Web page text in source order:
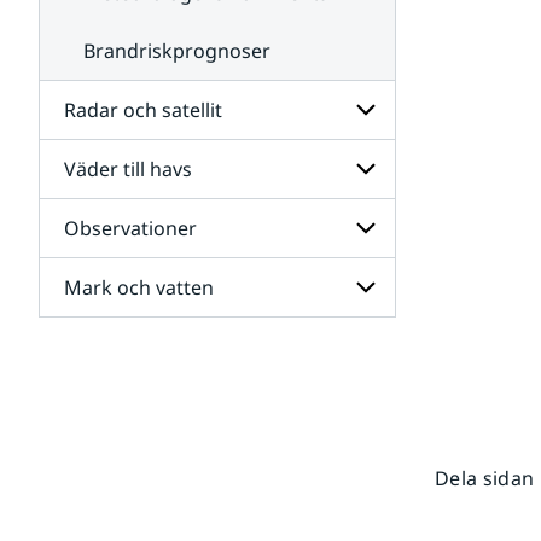
Brandriskprognoser
Radar och satellit
Undersidor
för
Radar
och
satellit
Väder till havs
Undersidor
för
Väder
till
havs
Observationer
Undersidor
för
Mark och vatten
Dela sidan